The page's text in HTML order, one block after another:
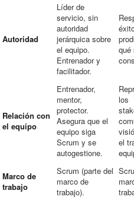
Autoridad
Líder de
servicio, sin
autoridad
jerárquica sobre
el equipo.
Entrenador y
facilitador.
qué
Relación con
el equipo
Entrenador,
mentor,
protector.
Asegura que el
equipo siga
Scrum y se
autogestione.
los
el
Marco de
trabajo
Scrum (parte del
marco de
trabajo).